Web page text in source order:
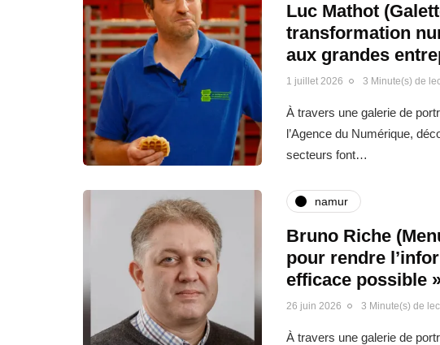
Luc Mathot
transformation
aux grandes
1 juillet 2026 3 Minute(s) de
À travers une galerie de
l’Agence du Numérique,
secteurs font…
namur
Bruno Riche
pour rendre
efficace possible
26 juin 2026 3 Minute(s) de
À travers une galerie de